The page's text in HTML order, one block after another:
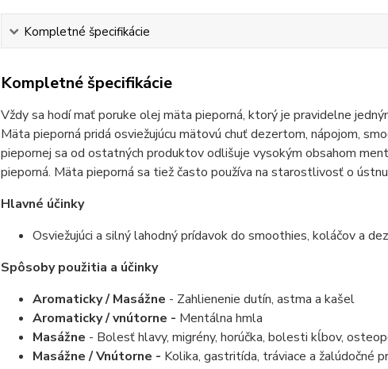
Kompletné špecifikácie
Kompletné špecifikácie
Vždy sa hodí mať poruke olej mäta pieporná, ktorý je pravidelne
Mäta pieporná pridá osviežujúcu mätovú chuť dezertom, nápojom,
piepornej sa od ostatných produktov odlišuje vysokým obsahom
pieporná. Mäta pieporná sa tiež často používa na starostlivosť o
Hlavné účinky
Osviežujúci a silný lahodný prídavok do smoothies, koláčov a
Spôsoby použitia a účinky
Aromaticky / Masážne - Zahlienenie dutín, astma a kašel
Aromaticky / vnútorne - Mentálna hmla
Masážne - Bolesť hlavy, migrény, horúčka, bolesti kĺbov,
Masážne / Vnútorne - Kolika, gastritída, tráviace a žalúdočné